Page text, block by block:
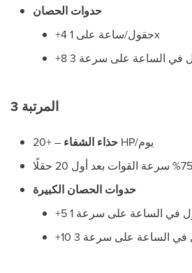
حدوات الحصان
+4 حقول/ساعة على 1x
المرتبة 3
حذاء الشفاء – +20 HP/يوم
حدوات الحصان الكبيرة